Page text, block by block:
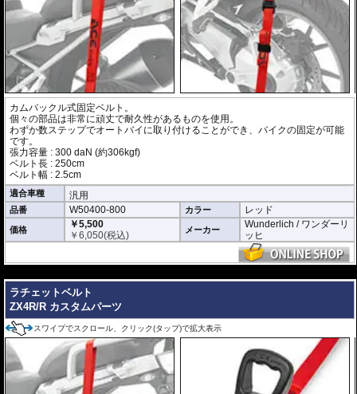
カムバックル式固定ベルト。
個々の部品は非常に頑丈で耐久性があるものを使用。
わずか数ステップでオートバイに取り付けることができ、バイクの固定が可能
です。
張力容量 : 300 daN (約306kgf)
ベルト長 : 250cm
ベルト幅 : 2.5cm
適合車種 汎用
品番 W50400-800 カラー レッド
価格
￥5,500
￥6,050(税込) メーカー
Wunderlich / ワンダーリ
ッヒ
ラチェットベルト
ZX4R/R カスタムパーツ
スワイプでスクロール、クリック(タップ)で拡大表示